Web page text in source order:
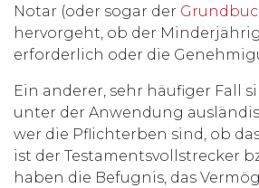
Notar (oder sogar der
hervorgeht, ob der
erforderlich oder die
Ein anderer, sehr häufiger Fall
unter der Anwendung
wer die Pflichterben sind, ob
ist der Testamentsvollstrecker
haben die Befugnis, das